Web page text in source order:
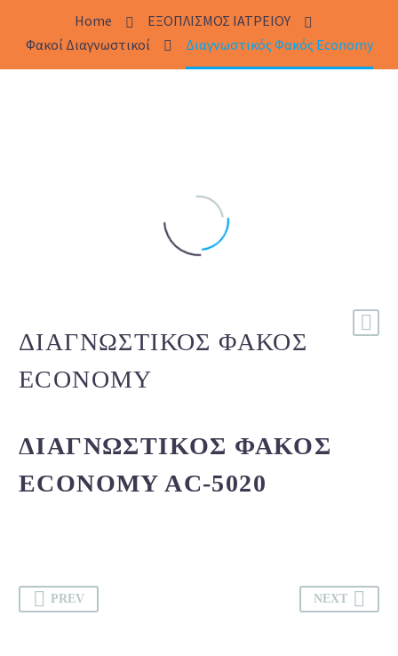
Home
ΕΞΟΠΛΙΣΜΟΣ ΙΑΤΡΕΙΟΥ
Φακοί Διαγνωστικοί
Διαγνωστικός Φακός Economy
ΔΙΑΓΝΩΣΤΙΚΌΣ ΦΑΚΌΣ
ECONOMY
ΔΙΑΓΝΩΣΤΙΚΌΣ ΦΑΚΌΣ
ECONOMY AC-5020
PREV NEXT